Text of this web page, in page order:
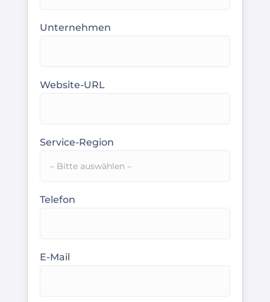
Unternehmen
Website-URL
Service-Region
Telefon
E-Mail